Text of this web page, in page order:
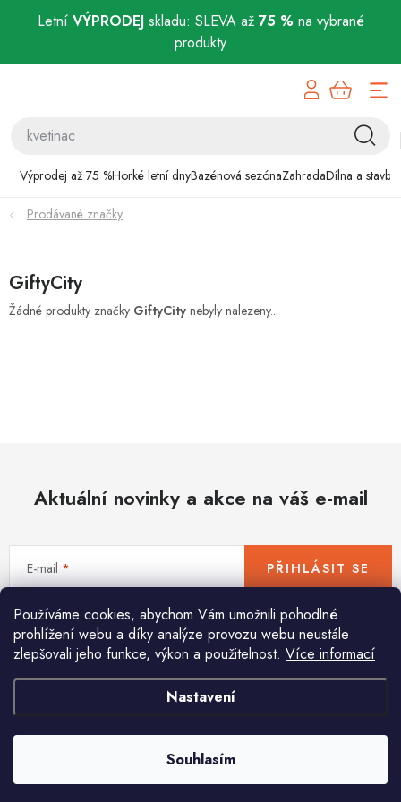
Letní VÝPRODEJskladu: SLEVA až 75 % na vybrané
produkty
Používáme cookies, abychom Vám umožnili pohodlné
prohlížení webu a díky analýze provozu webu neustále
zlepšovali jeho funkce, výkon a použitelnost. Více informací
Nastavení
Souhlasím
Výprodej až 75 %Horké letní dnyBazénová sezónaZahradaDílna a stavba
Bazénová sezóna
Zahrada
Domácnost
Novinky
World Cleanup Day
Akční ceny
Půjčovna Kontaktuje nás
Obchodní podmínky
Vrácení a reklamace
Podmínky ochrany osobních údajů
Obchodní podmínky pro podnikatele
Způsob doručení a platby
Zásady používání cookies
Prodávané značky
GiftyCity
Žádné produkty značky GiftyCity nebyly nalezeny...
Aktuální novinky a akce na váš e-mail
E-mail
Vložením e-mailu souhlasíte spodmínkami ochrany osobních údajů
PŘIHLÁSIT SE
Pomůžeme vám s výběrem
Potřebujete s něčím poradit? Jsme tu pro vás!
info@huka.cz